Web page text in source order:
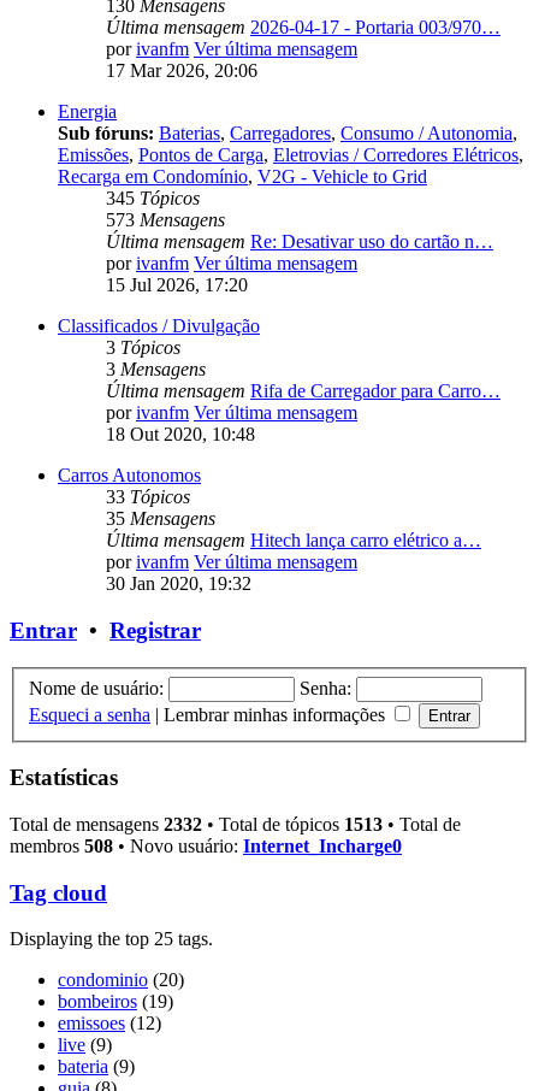
130 Mensagens
Última mensagem 2026-04-17 - Portaria 003/970…
porivanfm Ver última mensagem
17 Mar 2026, 20:06
Energia
Sub fóruns: Baterias, Carregadores, Consumo / Autonomia,
Emissões, Pontos de Carga, Eletrovias / Corredores Elétricos,
Recarga em Condomínio, V2G - Vehicle to Grid
345 Tópicos
573 Mensagens
Última mensagem Re: Desativar uso do cartão n…
porivanfm Ver última mensagem
15 Jul 2026, 17:20
Classificados / Divulgação
3 Tópicos
3 Mensagens
Última mensagem Rifa de Carregador para Carro…
porivanfm Ver última mensagem
18 Out 2020, 10:48
Carros Autonomos
33 Tópicos
35 Mensagens
Última mensagem Hitech lança carro elétrico a…
porivanfm Ver última mensagem
30 Jan 2020, 19:32
Entrar • Registrar
Nome de usuário:
Senha:
Esqueci a senha | Lembrar minhas informações
Estatísticas
Total de mensagens 2332 • Total de tópicos 1513 • Total de
membros 508 • Novo usuário: Internet_Incharge0
Tag cloud
Displaying the top 25 tags.
condominio (20)
bombeiros (19)
emissoes (12)
live (9)
bateria (9)